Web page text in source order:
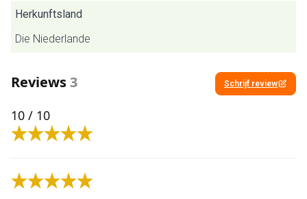
Herkunftsland
Die Niederlande
Reviews3 Schrijf review
10 / 10